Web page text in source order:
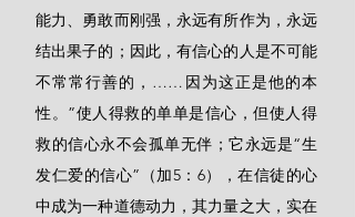
能力、勇敢而刚强，永远有所作为，永远
结出果子的；因此，有信心的人是不可能
不常常行善的，……因为这正是他的本
性。”使人得救的单单是信心，但使人得
救的信心永不会孤单无伴；它永远是“生
发仁爱的信心”（加5：6），在信徒的心
中成为一种道德动力，其力量之大，实在